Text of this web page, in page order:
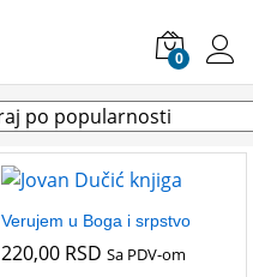
0
Verujem u Boga i srpstvo
220,00 RSD Sa PDV-om